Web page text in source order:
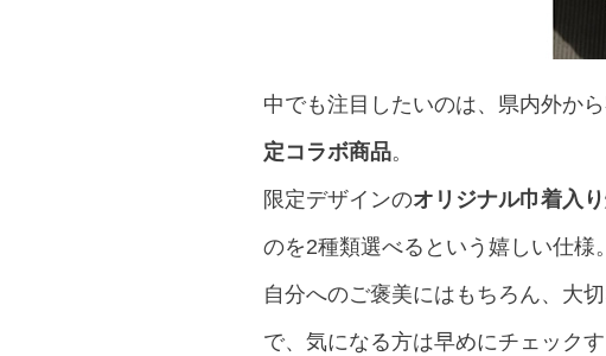
中でも注目したいのは、県内外か
定コラボ商品。
限定デザインのオリジナル巾着入
のを2種類選べるという嬉しい仕様。
自分へのご褒美にはもちろん、大
で、気になる方は早めにチェックす